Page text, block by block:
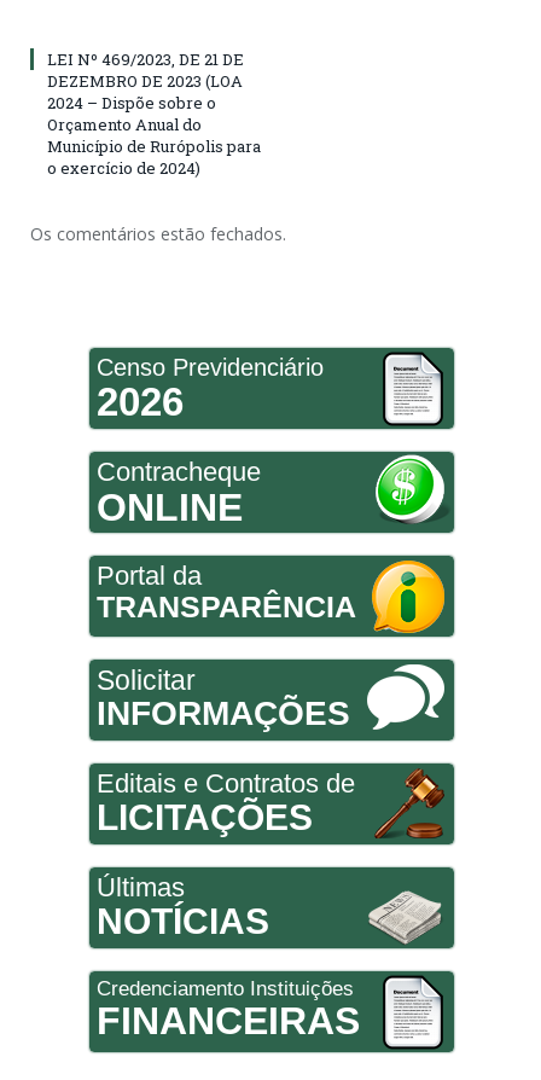
LEI Nº 469/2023, DE 21 DE
DEZEMBRO DE 2023 (LOA
2024 – Dispõe sobre o
Orçamento Anual do
Município de Rurópolis para
o exercício de 2024)
Os comentários estão fechados.
Censo Previdenciário
2026
Contracheque
ONLINE
Portal da
TRANSPARÊNCIA
Solicitar
INFORMAÇÕES
Editais e Contratos de
LICITAÇÕES
Últimas
NOTÍCIAS
Credenciamento Instituições
FINANCEIRAS